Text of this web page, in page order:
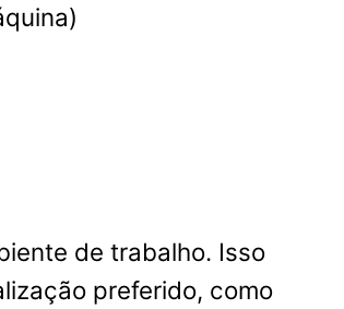
de trabalho. Isso
preferido, como